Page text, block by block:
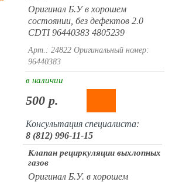
Оригинал Б.У в хорошем
состоянии, без дефектов 2.0
CDTI 96440383 4805239
Арт.: 24822 Оригинальный номер:
96440383
в наличии
500 р.
Консультация специалиста:
8 (812) 996-11-15
Клапан рециркуляции выхлопных
газов
Оригинал Б.У. в хорошем